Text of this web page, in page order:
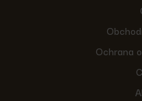
Ochrana